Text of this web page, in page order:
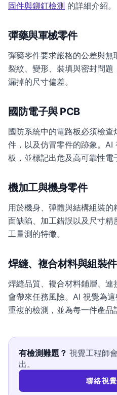
固件與鉚釘檢測 的詳細介紹。
彈藥與軍械零件
彈藥零件要求嚴格的公差與
裂紋、變形、裝填與密封問
漏掉的尺寸偏差。
國防電子與 PCB
國防系統中的電路板必須檢
件，以及仿冒零件的跡象。AI
板，並標記出危及高可靠性電
機加工與機身零件
用於機身、彈體與結構組裝
面缺陷、加工錯誤以及尺寸
工量測的特徵。
焊縫、複合材料與組裝件
焊縫品質、複合材料鋪層、
會帶來任務風險。AI 視覺為
重複的檢測，並為每一件產品
有檢測難題？ 視覺工程師
出。
聯絡視